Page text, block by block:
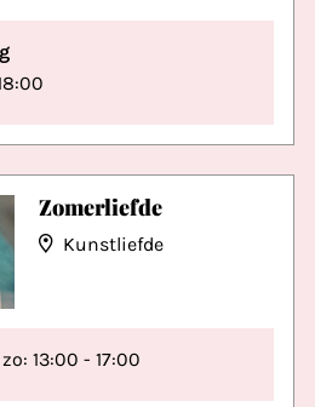
Zomerliefde
Kunstliefde
13:00 - 17:00